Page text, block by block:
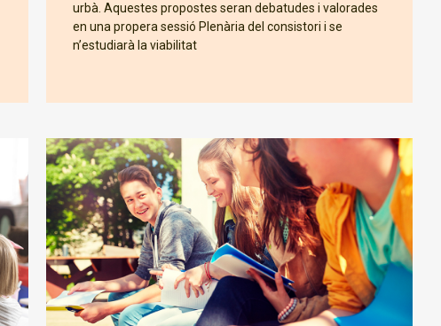
urbà. Aquestes propostes seran debatudes i valorades
en una propera sessió Plenària del consistori i se
n’estudiarà la viabilitat